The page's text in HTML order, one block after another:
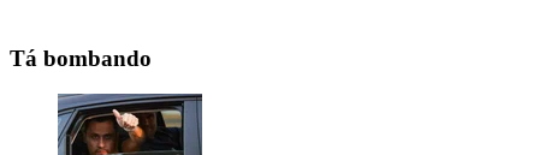
Tá bombando